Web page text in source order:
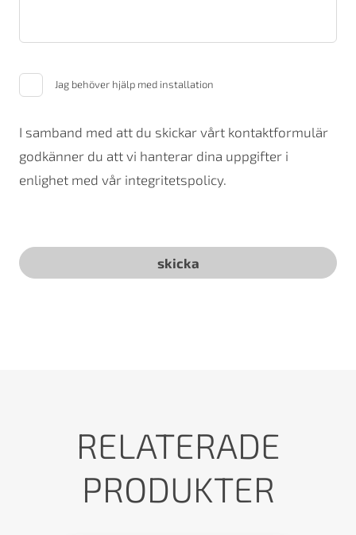
Jag behöver hjälp med installation
I samband med att du skickar vårt kontaktformulär
godkänner du att vi hanterar dina uppgifter i
enlighet med vår integritetspolicy.
RELATERADE
PRODUKTER